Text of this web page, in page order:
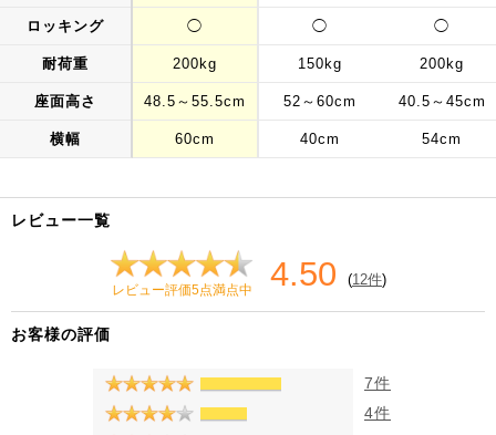
ロッキング
耐荷重
座面高さ
横幅
◯
200kg
48.5～55.5cm
60cm
◯
150kg
52～60cm
40cm
◯
200kg
40.5～45cm
54cm
レビュー一覧
レビュー評価5点満点中 4.50 (12件)
お客様の評価
7件
4件